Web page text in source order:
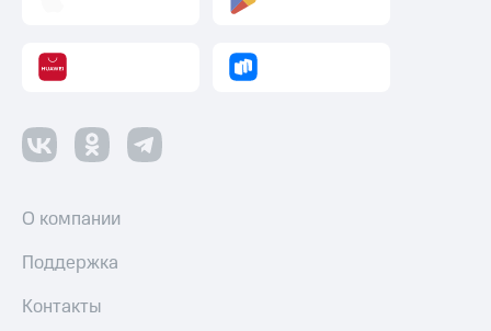
О компании
Поддержка
Контакты